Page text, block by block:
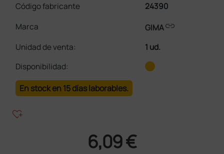
Código fabricante
24390
Marca
GIMAlink
Unidad de venta:
1 ud.
Disponibilidad:
En stock en 15 días laborables.
heart_plus
6,09 €